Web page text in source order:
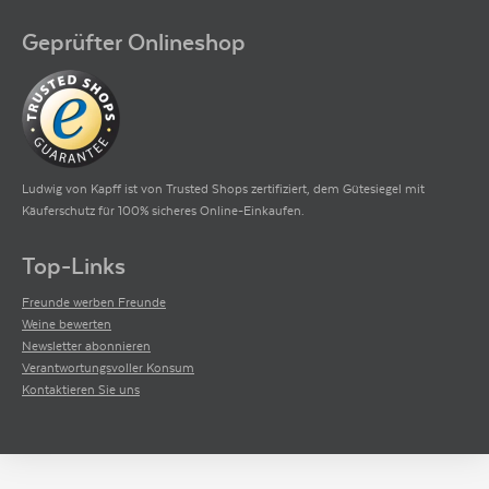
fruit as well as medium-bodied richness, wonderfully integrated oak, ripe
tannins, hints of violets and spice, terrific balance, and just a seamless,
pure, elegant style that shines in the vintage.«
Jeb Dunnuck
Jeb Dunnuck ist ein unabhängiger Weinkritiker mit Sitz in Colorado ,
bewertet weltweite Topweine und liefert tiefgreifende Kritiken zu Weinen aus
Geprüfter Onlineshop
Ludwig von Kapff ist von Trusted Shops zertifiziert, dem Gütesiegel mit
Käuferschutz für 100% sicheres Online-Einkaufen.
Top-Links
Freunde werben Freunde
Weine bewerten
Newsletter abonnieren
Verantwortungsvoller Konsum
Kontaktieren Sie uns